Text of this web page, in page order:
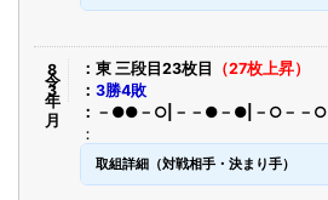
令8年3月 東 三段目23枚目
（27枚上昇）
3勝4敗
－●●－○|－－●－●|－○－－○
取組詳細（対戦相手・決まり手）